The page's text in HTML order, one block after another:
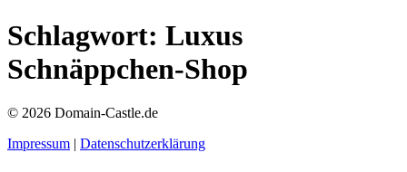
Schlagwort: Luxus
Schnäppchen-Shop
© 2026 Domain-Castle.de
Impressum | Datenschutzerklärung